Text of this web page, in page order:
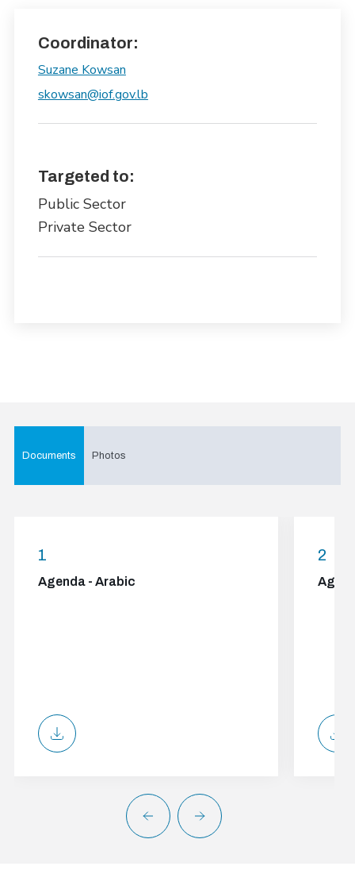
Coordinator:
Suzane Kowsan
skowsan@iof.gov.lb
Targeted to:
Public Sector
Private Sector
Documents
1
Agenda - Arabic
2
Photos